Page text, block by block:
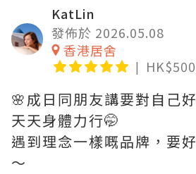
KatLin
發佈於 2026.05.08
香港居舍
HK$500
🌸成日同朋友講要對自己
天天身體力行🤭
遇到理念一樣嘅品牌，要
～